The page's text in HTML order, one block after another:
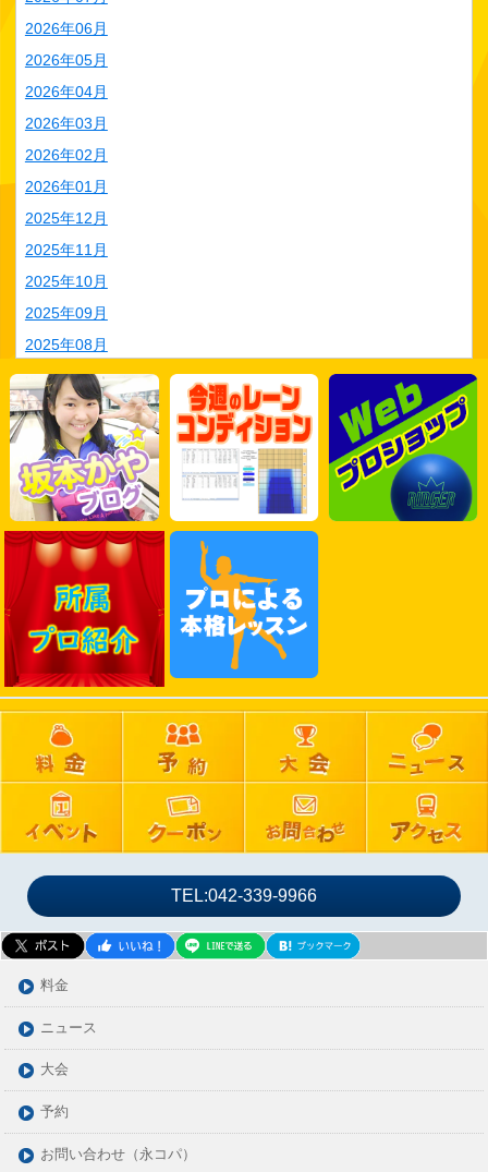
2026年06月
2026年05月
2026年04月
2026年03月
2026年02月
2026年01月
2025年12月
2025年11月
2025年10月
2025年09月
2025年08月
2025年07月
2025年06月
2025年05月
2025年04月
2025年03月
2025年02月
2025年01月
2024年12月
2024年11月
2024年10月
2024年09月
2024年08月
2024年07月
2024年06月
2024年05月
2024年04月
2024年03月
2024年02月
2024年01月
2023年12月
2023年11月
2023年10月
2023年09月
2023年08月
2023年07月
2023年06月
TEL:042-339-9966
料金
ニュース
大会
予約
お問い合わせ（永コパ）